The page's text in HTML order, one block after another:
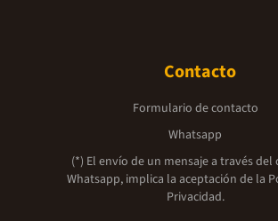
Contacto
Formulario de contacto
Whatsapp
(*) El envío de un mensaje a través del
Whatsapp, implica la aceptación de la
Privacidad.